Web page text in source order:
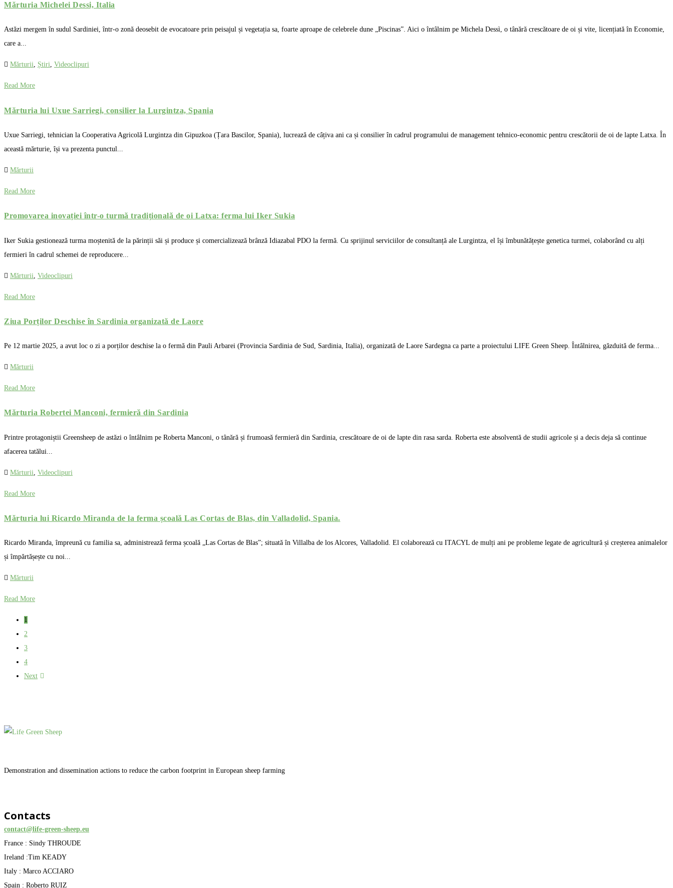
Mărturia Michelei Dessi, Italia
Astăzi mergem în sudul Sardiniei, într-o zonă deosebit de evocatoare prin peisajul și vegetația sa, foarte aproape de celebrele dune „Piscinas”. Aici o întâlnim pe Michela Dessì, o tânără crescătoare de oi și vite, licențiată în Economie,
care a...
Mărturii, Știri, Videoclipuri
Read More
Mărturia lui Uxue Sarriegi, consilier la Lurgintza, Spania
Uxue Sarriegi, tehnician la Cooperativa Agricolă Lurgintza din Gipuzkoa (Țara Bascilor, Spania), lucrează de câțiva ani ca și consilier în cadrul programului de management tehnico-economic pentru crescătorii de oi de lapte Latxa. În
această mărturie, își va prezenta punctul...
Mărturii
Read More
Promovarea inovației într-o turmă tradițională de oi Latxa: ferma lui Iker Sukia
Iker Sukia gestionează turma moștenită de la părinții săi și produce și comercializează brânză Idiazabal PDO la fermă. Cu sprijinul serviciilor de consultanță ale Lurgintza, el își îmbunătățește genetica turmei, colaborând cu alți
fermieri în cadrul schemei de reproducere...
Mărturii Videoclipuri
Read More
Ziua Porților Deschise în Sardinia organizată de Laore
Pe 12 martie 2025, a avut loc o zi a porților deschise la o fermă din Pauli Arbarei (Provincia Sardinia de Sud, Sardinia, Italia), organizată de Laore Sardegna ca parte a proiectului LIFE Green Sheep. Întâlnirea, găzduită de ferma...
Mărturii
Read More
Mărturia Robertei Manconi, fermieră din Sardinia
Printre protagoniștii Greensheep de astăzi o întâlnim pe Roberta Manconi, o tânără și frumoasă fermieră din Sardinia, crescătoare de oi de lapte din rasa sarda. Roberta este absolventă de studii agricole și a decis deja să continue
afacerea tatălui...
Mărturii Videoclipuri
Read More
Mărturia lui Ricardo Miranda de la ferma școală Las Cortas de Blas, din Valladolid, Spania.
Ricardo Miranda, împreună cu familia sa, administrează ferma școală „Las Cortas de Blas”; situată în Villalba de los Alcores, Valladolid. El colaborează cu ITACYL de mulți ani pe probleme legate de agricultură și creșterea animalelor
și împărtășește cu noi...
Mărturii
Read More
1
2
3
4
Next
Demonstration and dissemination actions to reduce the carbon footprint in European sheep farming
Contacts
contact@life-green-sheep.eu
France : Sindy THROUDE
Ireland :Tim KEADY
Italy : Marco ACCIARO
Spain : Roberto RUIZ